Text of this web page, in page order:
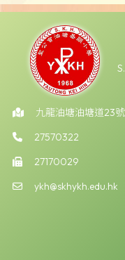
九龍油塘油塘道23號
27570322
27170029
ykh@skhykh.edu.hk